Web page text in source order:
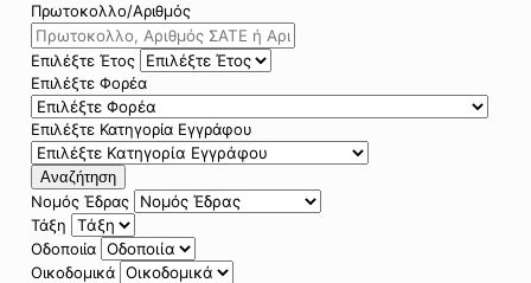
Πρωτοκολλο/Αριθμός
Επιλέξτε Έτος
Επιλέξτε Φορέα
Επιλέξτε Κατηγορία Εγγράφου
Αναζήτηση
Νομός Έδρας
Τάξη
Οδοποιία
Οικοδομικά